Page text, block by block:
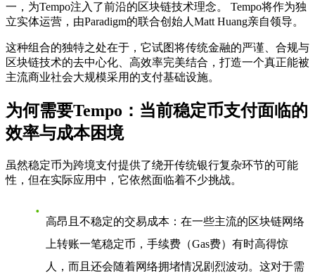
一，为Tempo注入了前沿的区块链技术理念。 Tempo将作为独
立实体运营，由Paradigm的联合创始人Matt Huang亲自领导。
这种组合的独特之处在于，它试图将传统金融的严谨、合规与
区块链技术的去中心化、高效率完美结合，打造一个真正能被
主流商业社会大规模采用的支付基础设施。
为何需要Tempo：当前稳定币支付面临的
效率与成本困境
虽然稳定币为跨境支付提供了绕开传统银行复杂环节的可能
性，但在实际应用中，它依然面临着不少挑战。
高昂且不稳定的交易成本 ：在一些主流的区块链网络
上转账一笔稳定币，手续费（Gas费）有时高得惊
人，而且还会随着网络拥堵情况剧烈波动。这对于需